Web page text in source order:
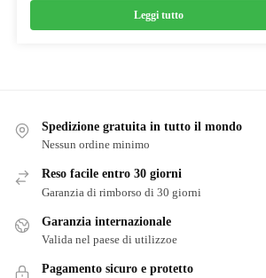
Leggi tutto
Spedizione gratuita in tutto il mondo
Nessun ordine minimo
Reso facile entro 30 giorni
Garanzia di rimborso di 30 giorni
Garanzia internazionale
Valida nel paese di utilizzoe
Pagamento sicuro e protetto